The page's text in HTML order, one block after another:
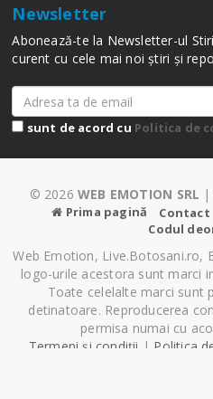
Newsletter
Abonează-te la Newsletter-ul
curent cu cele mai noi știri și
sunt de acord cu Politica de
© 2026 WEB EMOTION SRL |
Prima pagină Contact
Codul
Web Emotion, Live.Botosani.ro,
logo-urile acestora sunt marci
Toate celelalte marci sunt
detinatoare. Reproducerea
permisa numai cu
Termeni și condiții | Politica